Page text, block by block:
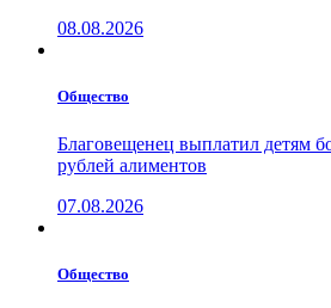
08.08.2026
Общество
Благовещенец выплатил детям
рублей алиментов
07.08.2026
Общество